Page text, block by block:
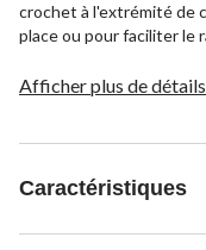
crochet à l'extrémité de
place ou pour faciliter le
Afficher plus de détails
Caractéristiques